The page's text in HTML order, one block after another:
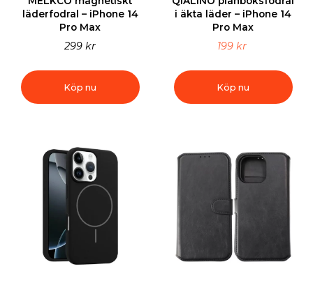
läderfodral – iPhone 14
Pro Max
299 kr
Köp nu
i äkta läder – iPhone 14
Pro Max
199 kr
Köp nu